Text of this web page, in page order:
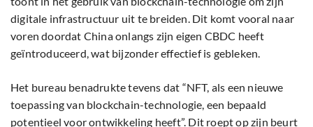
digitale infrastructuur uit te breiden. Dit komt vooral naar
voren doordat China onlangs zijn eigen CBDC heeft
geïntroduceerd, wat bijzonder effectief is gebleken.
Het bureau benadrukte tevens dat “NFT, als een nieuwe
toepassing van blockchain-technologie, een bepaald
potentieel voor ontwikkeling heeft”. Dit roept op zijn beurt